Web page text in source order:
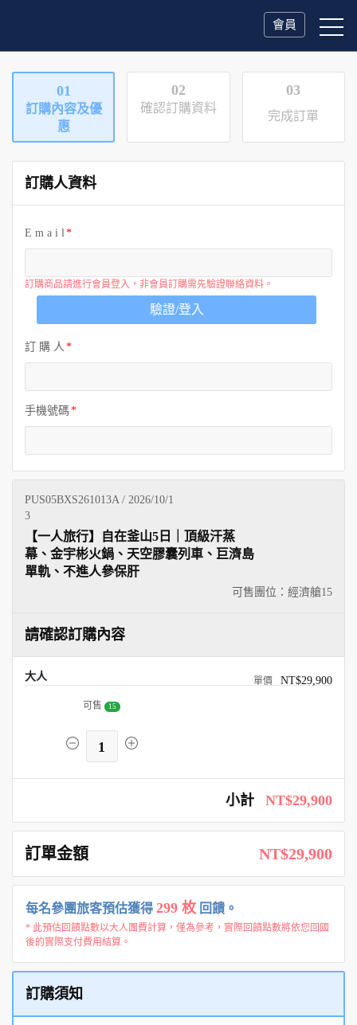
會員
01
訂購內容及優
惠
02
確認訂購資料
03
完成訂單
訂購人資料
E m a i l
訂購商品請進行會員登入，非會員訂購需先驗證聯絡資料。
驗證/登入
訂 購 人
手機號碼
PUS05BXS261013A / 2026/10/1
3
可售團位：經濟艙15
【一人旅行】自在釜山5日｜頂級汗蒸
幕、金宇彬火鍋、天空膠囊列車、巨濟島
單軌、不進人參保肝
請確認訂購內容
大人 NT$29,900
可售 15
1
小計 NT$29,900
訂單金額 NT$29,900
每名參團旅客預估獲得 299 枚 回饋。
* 此預估回饋點數以大人團費計算，僅為參考，實際回饋點數將依您回國
後的實際支付費用結算。
訂購須知